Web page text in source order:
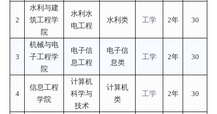
2
水利与建
筑工程学
院
水利水
电工程
水利类 工学 2年 30
3
机械与电
子工程学
院
电子信
息工程
电子信
息类
工学 2年 30
4
信息工程
学院
计算机
科学与
技术
计算机
类
工学 2年 30